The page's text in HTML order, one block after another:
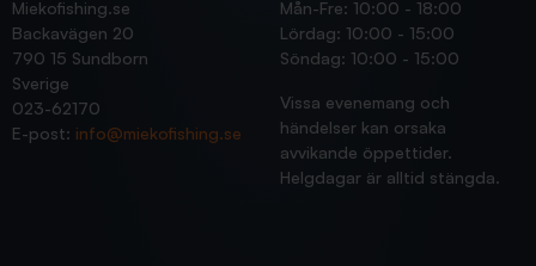
Miekofishing.se
Backavägen 20
790 15 Sundborn
Sverige
023-62170
E-post: info@miekofishing.se
Mån-Fre: 10:00 - 18:00
Lördag: 10:00 - 15:00
Söndag: 10:00 - 15:00
Vissa evenemang och
händelser kan orsaka
avvikande öppettider.
Helgdagar är alltid stängda.